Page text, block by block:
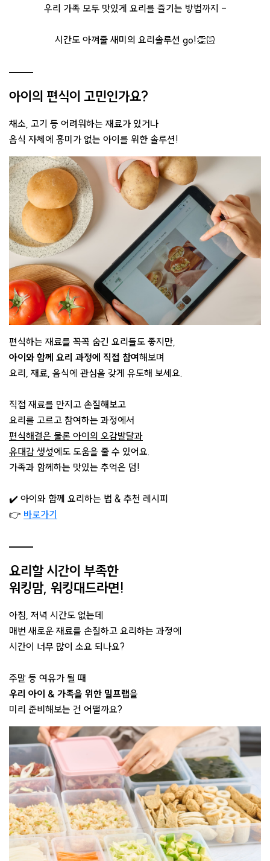
우리 가족 모두 맛있게 요리를 즐기는 방법까지 -
시간도 아껴줄 새미의 요리솔루션 go!👏🏻
아이의 편식이 고민인가요?
채소, 고기 등 어려워하는 재료가 있거나
음식 자체에 흥미가 없는 아이를 위한 솔루션!
편식하는 재료를 꼭꼭 숨긴 요리들도 좋지만,
아이와 함께 요리 과정에 직접 참여해보며
요리, 재료, 음식에 관심을 갖게 유도해 보세요.
직접 재료를 만지고 손질해보고
요리를 고르고 참여하는 과정에서
편식해결은 물론 아이의 오감발달과
유대감 생성에도 도움을 줄 수 있어요.
가족과 함께하는 맛있는 추억은 덤!
✔️ 아이와 함께 요리하는 법 & 추천 레시피
👉 바로가기
요리할 시간이 부족한
워킹맘, 워킹대드라면!
아침, 저녁 시간도 없는데
매번 새로운 재료를 손질하고 요리하는 과정에
시간이 너무 많이 소요 되나요?
주말 등 여유가 될 때
우리 아이 & 가족을 위한 밀프랩을
미리 준비해보는 건 어떨까요?